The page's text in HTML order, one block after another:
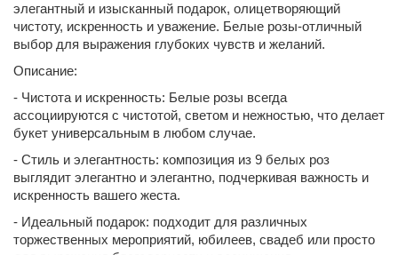
элегантный и изысканный подарок, олицетворяющий
чистоту, искренность и уважение. Белые розы-отличный
выбор для выражения глубоких чувств и желаний.
Описание:
- Чистота и искренность: Белые розы всегда
ассоциируются с чистотой, светом и нежностью, что делает
букет универсальным в любом случае.
- Стиль и элегантность: композиция из 9 белых роз
выглядит элегантно и элегантно, подчеркивая важность и
искренность вашего жеста.
- Идеальный подарок: подходит для различных
торжественных мероприятий, юбилеев, свадеб или просто